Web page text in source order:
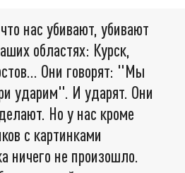
нас убивают, убивают
областях: Курск,
Они говорят: "Мы
ударим". И ударят. Они
Но у нас кроме
с картинками
ничего не произошло.